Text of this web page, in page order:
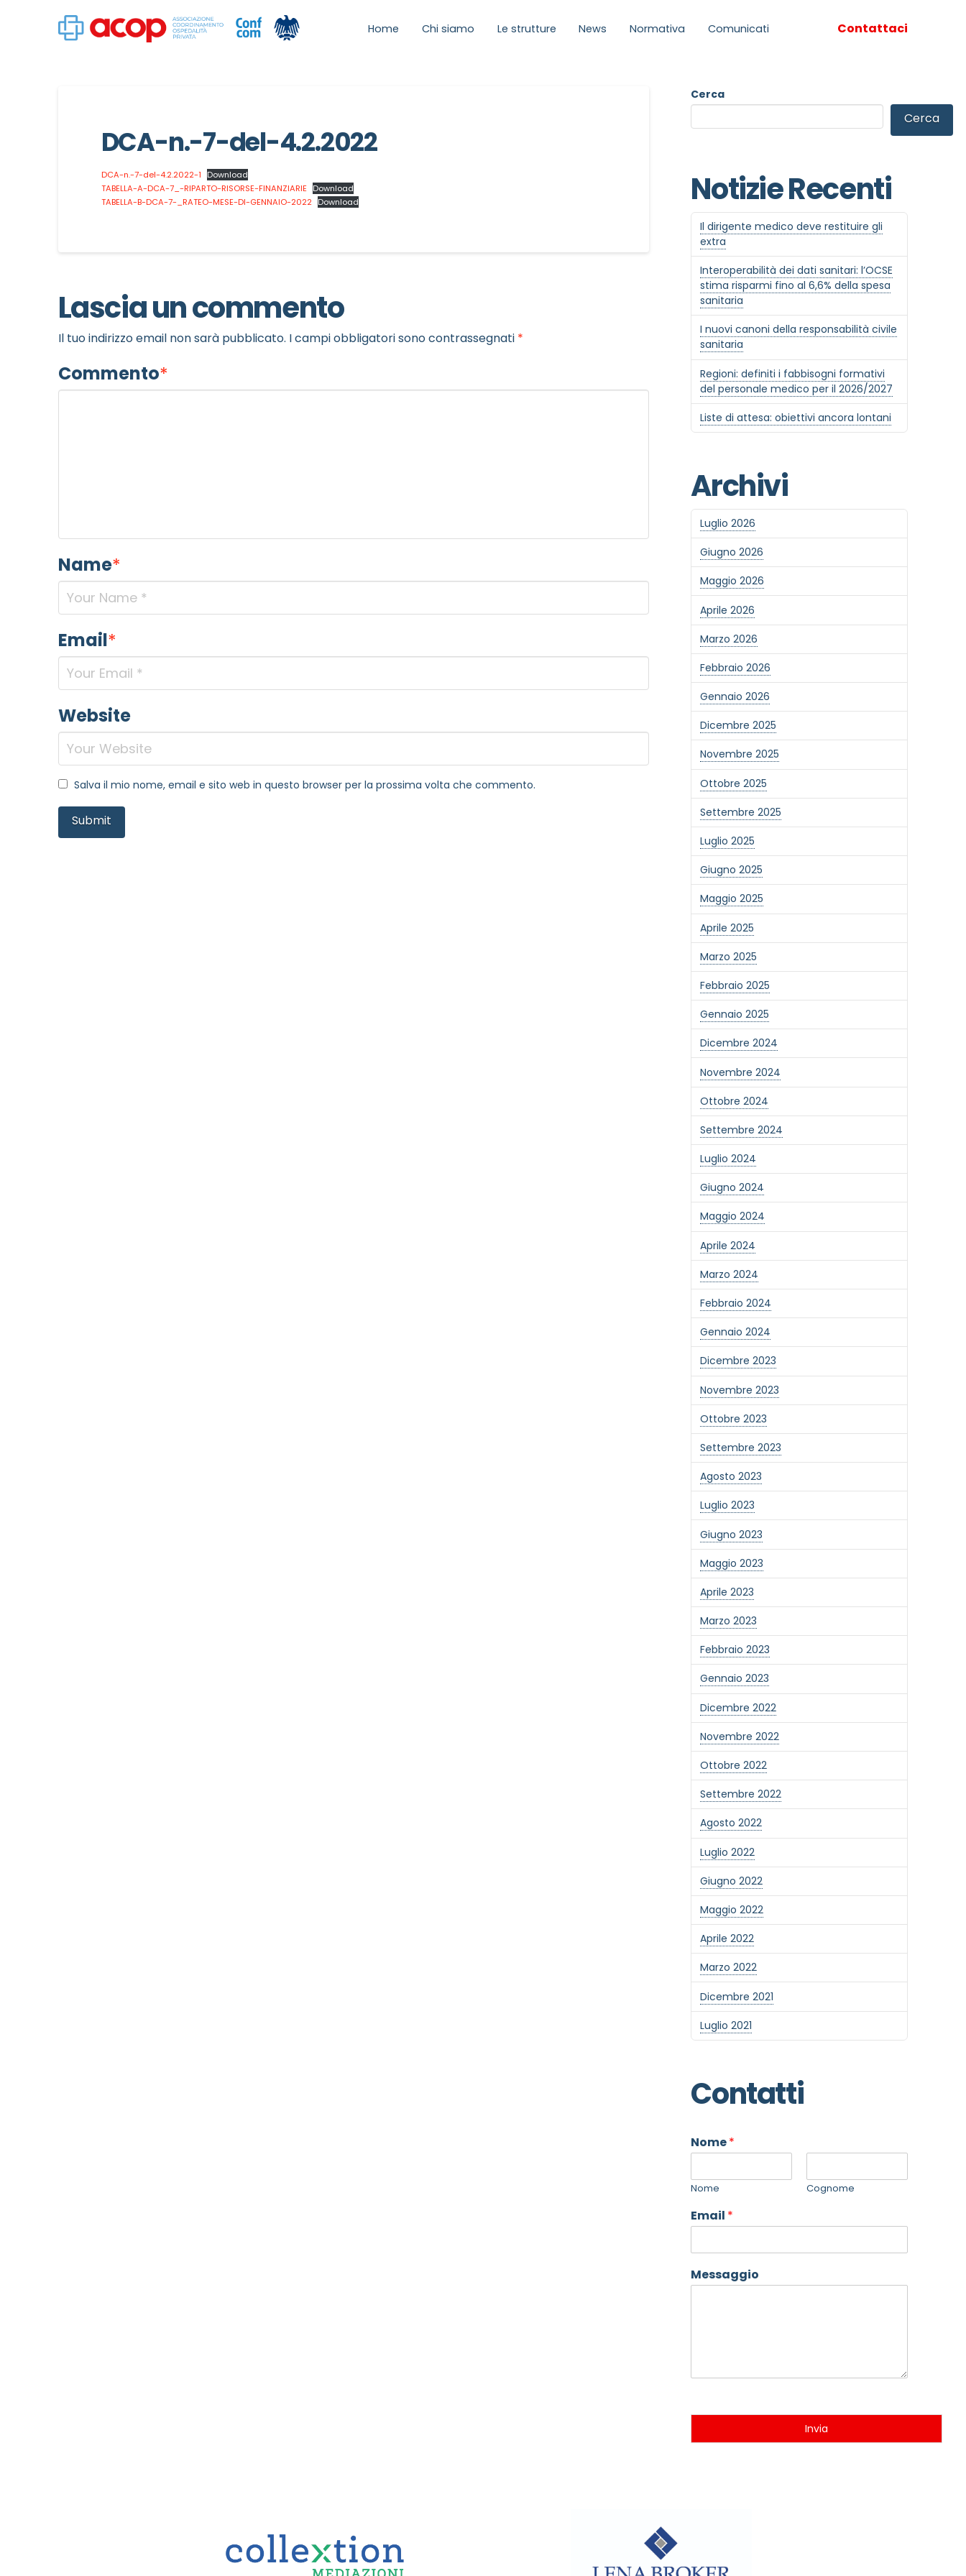
Home Chi siamo Le strutture News Normativa Comunicati Contattaci
DCA-n.-7-del-4.2.2022
DCA-n.-7-del-4.2.2022-1
Download
TABELLA-A-DCA-7_-RIPARTO-RISORSE-FINANZIARIE Download
TABELLA-B-DCA-7-_RATEO-MESE-DI-GENNAIO-2022 Download
Lascia un commento
Il tuo indirizzo email non sarà pubblicato. I campi obbligatori sono contrassegnati *
Commento*
Name*
Email*
Website
Salva il mio nome, email e sito web in questo browser per la prossima volta che commento.
Cerca
Cerca
Notizie Recenti
Il dirigente medico deve restituire gli
extra
Interoperabilità dei dati sanitari: l’OCSE
stima risparmi fino al 6,6% della spesa
sanitaria
I nuovi canoni della responsabilità civile
sanitaria
Regioni: definiti i fabbisogni formativi
del personale medico per il 2026/2027
Liste di attesa: obiettivi ancora lontani
Archivi
Luglio 2026
Giugno 2026
Maggio 2026
Aprile 2026
Marzo 2026
Febbraio 2026
Gennaio 2026
Dicembre 2025
Novembre 2025
Ottobre 2025
Settembre 2025
Luglio 2025
Giugno 2025
Maggio 2025
Aprile 2025
Marzo 2025
Febbraio 2025
Gennaio 2025
Dicembre 2024
Novembre 2024
Ottobre 2024
Settembre 2024
Luglio 2024
Giugno 2024
Maggio 2024
Aprile 2024
Marzo 2024
Febbraio 2024
Gennaio 2024
Dicembre 2023
Novembre 2023
Ottobre 2023
Settembre 2023
Agosto 2023
Luglio 2023
Giugno 2023
Maggio 2023
Aprile 2023
Marzo 2023
Febbraio 2023
Gennaio 2023
Dicembre 2022
Novembre 2022
Ottobre 2022
Settembre 2022
Agosto 2022
Luglio 2022
Giugno 2022
Maggio 2022
Aprile 2022
Marzo 2022
Dicembre 2021
Luglio 2021
Contatti
Nome*
Nome Cognome
Email *
Messaggio
Invia
Desidero rimanere aggiornato sulle ultime novità dell'Associazione tramite l'iscrizione alla newsletter